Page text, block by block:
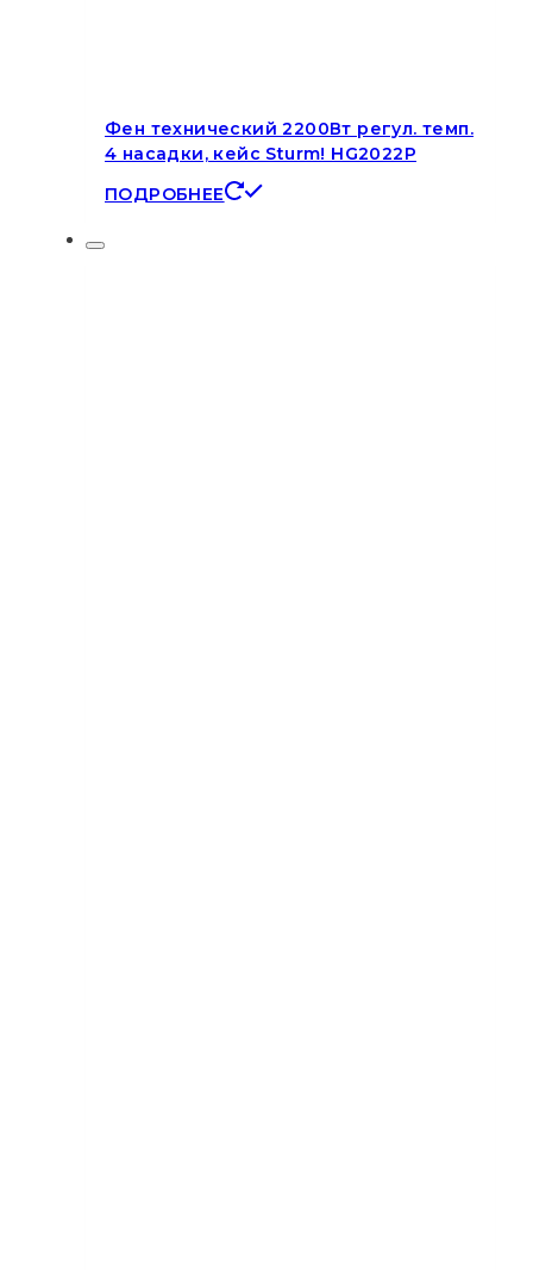
Фен технический 2200Вт регул. темп.
4 насадки, кейс Sturm! HG2022P
ПОДРОБНЕЕ